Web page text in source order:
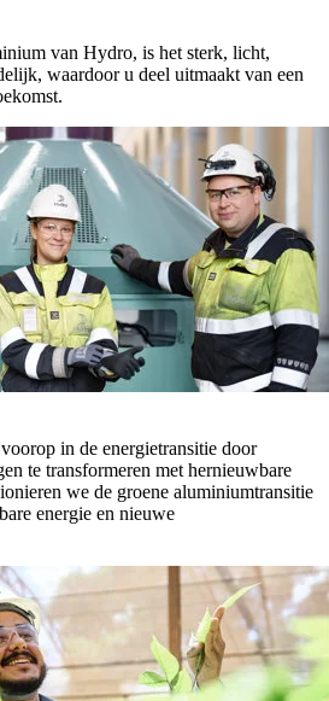
van Hydro, is het sterk, licht,
waardoor u deel uitmaakt van een
in de energietransitie door
te transformeren met hernieuwbare
we de groene aluminiumtransitie
energie en nieuwe